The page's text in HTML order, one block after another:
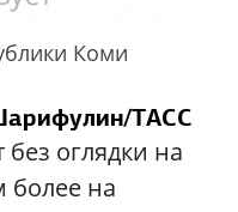
Коми
ТАСС
без оглядки на
более на